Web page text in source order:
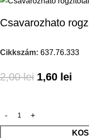
Csavarozhato
Cikkszám: 637.76.333
2,00lei 1,60 lei